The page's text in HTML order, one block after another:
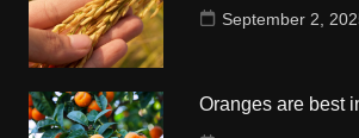
September 2,
Oranges are best